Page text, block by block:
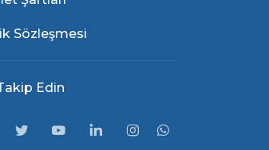
Sözleşmesi
Edin